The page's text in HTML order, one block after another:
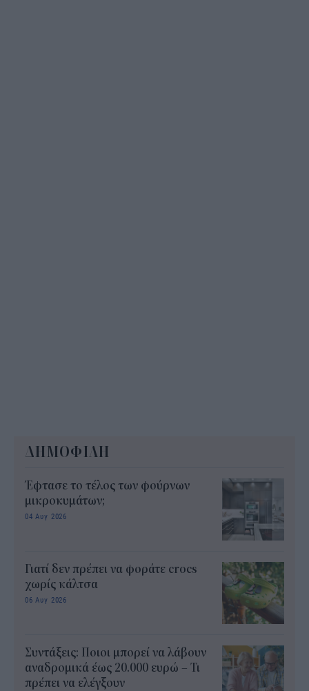
ΔΗΜΟΦΙΛΗ
Έφτασε το τέλος των φούρνων
μικροκυμάτων;
04 Αυγ 2026
Γιατί δεν πρέπει να φοράτε crocs
χωρίς κάλτσα
06 Αυγ 2026
Συντάξεις: Ποιοι μπορεί να λάβουν
αναδρομικά έως 20.000 ευρώ – Τι
πρέπει να ελέγξουν